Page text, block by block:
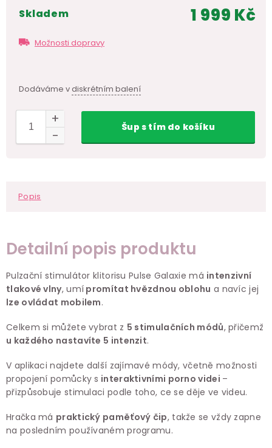
skladem
Možnosti dopravy
Dodáváme vdiskrétním balení
1 999 Kč
Šups tímdo košíku
Popis
Detailní popis produktu
Pulzační stimulátor klitorisu Pulse Galaxie má intenzivní
tlakové vlny, umí promítat hvězdnou oblohu a navíc jej
lze ovládat mobilem.
Celkem si můžete vybrat z 5 stimulačních módů, přičemž
u každého nastavíte 5 intenzit.
V aplikaci najdete další zajímavé módy, včetně možnosti
propojení pomůcky s interaktivními porno videi –
přizpůsobuje stimulaci podle toho, ce se děje ve videu.
Hračka má praktický paměťový čip, takže se vždy zapne
na posledním používaném programu.